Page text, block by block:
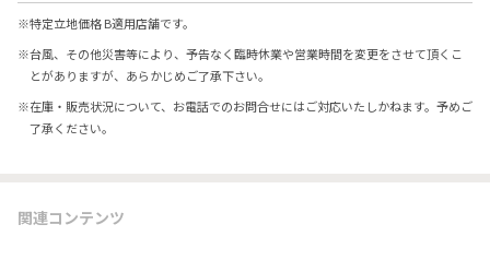
※特定立地価格 B適用店舗です。
※台風、その他災害等により、予告なく臨時休業や営業時間を変更をさせて頂くこ
とがありますが、あらかじめご了承下さい。
※在庫・販売状況について、お電話でのお問合せにはご対応いたしかねます。予めご
了承ください。
関連コンテンツ